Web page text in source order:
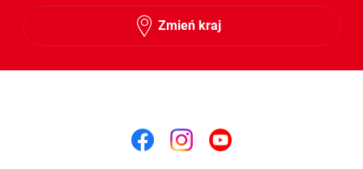
Zmień kraj